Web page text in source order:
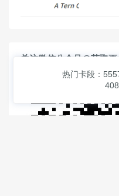
关注微信公众号@获取
热门卡段：